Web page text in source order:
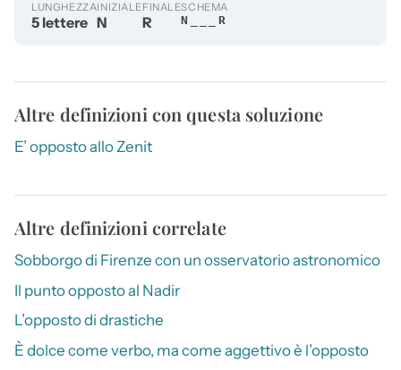
LUNGHEZZA
5 lettere
INIZIALE
N
FINALE
R
SCHEMA
N___R
Altre definizioni con questa soluzione
E’ opposto allo Zenit
Altre definizioni correlate
Sobborgo di Firenze con un osservatorio astronomico
Il punto opposto al Nadir
L’opposto di drastiche
È dolce come verbo, ma come aggettivo è l’opposto